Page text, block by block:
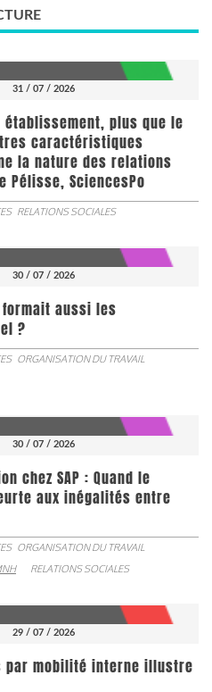
31 / 07 / 2026
établissement, plus que le
caractéristiques
la nature des relations
Pélisse, SciencesPo
RELATIONS SOCIALES
30 / 07 / 2026
aussi les
?
ORGANISATION DU TRAVAIL
30 / 07 / 2026
chez SAP : Quand le
aux inégalités entre
ORGANISATION DU TRAVAIL
RELATIONS SOCIALES
29 / 07 / 2026
par mobilité interne illustre